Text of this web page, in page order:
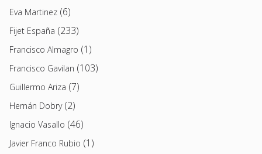
Eva Martinez (6)
Fijet España (233)
Francisco Almagro (1)
Francisco Gavilan (103)
Guillermo Ariza (7)
Hernán Dobry(2)
Ignacio Vasallo (46)
Javier Franco Rubio (1)